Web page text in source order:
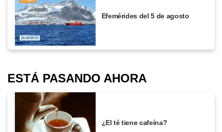
Efemérides del 5 de agosto
ESTÁ PASANDO AHORA
¿El té tiene cafeína?